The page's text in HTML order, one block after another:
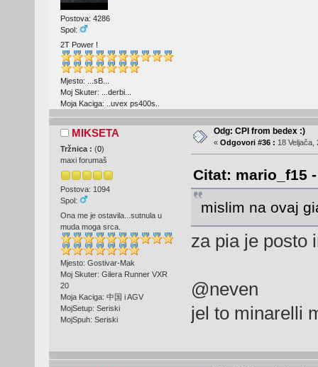
Postova: 4286
Spol:
2T Power !
Mjesto: ...sB...
Moj Skuter: ...derbi...
Moja Kaciga: ..uvex ps400s..
MIKSETA
Tržnica : (0)
maxi forumaš
Postova: 1094
Spol:
Ona me je ostavila...sutnula u
muda moga srca.
Mjesto: Gostivar-Mak
Moj Skuter: Gilera Runner VXR
20
Moja Kaciga: 中国 i AGV
MojSetup: Seriski
MojSpuh: Seriski
Odg: CPI from bedex :)
« Odgovori #36 : 18 Veljača,
Citat: mario_f15
mislim na ovaj
za pia je posto
@neven
jel to minarelli